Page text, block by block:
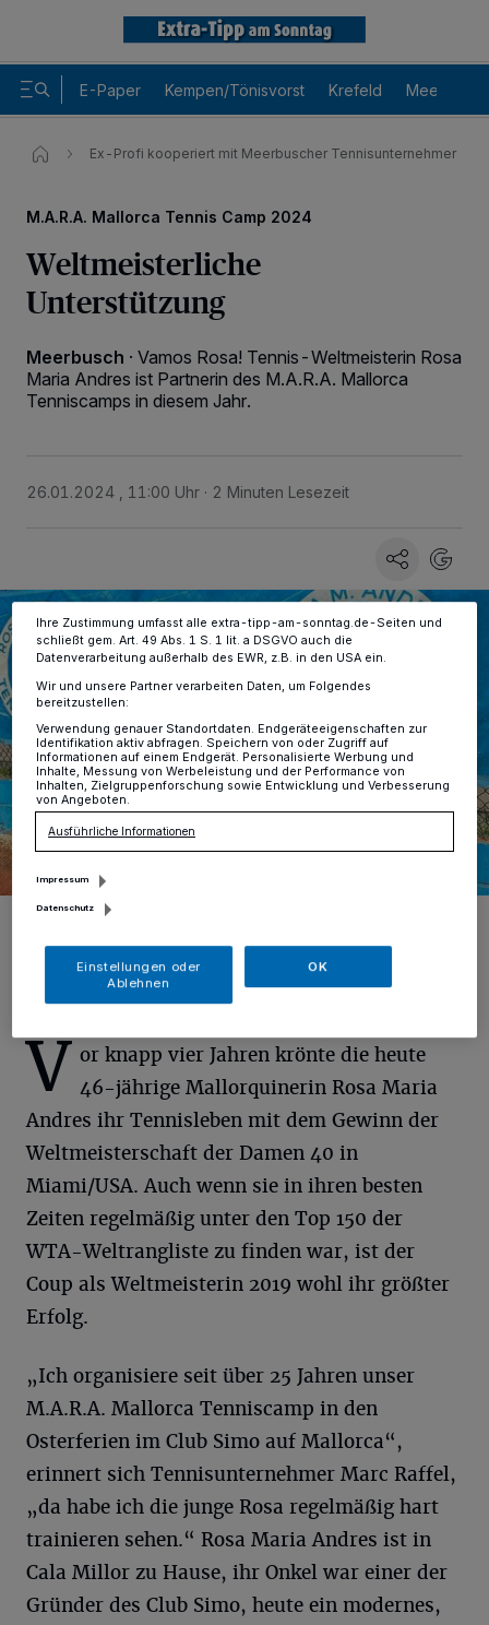
E-Paper Kempen/Tönisvorst Krefeld Meerbusch
Ex-Profi kooperiert mit Meerbuscher Tennisunternehmer
M.A.R.A. Mallorca Tennis Camp 2024
Weltmeisterliche
Unterstützung
Meerbusch · Vamos Rosa! Tennis-Weltmeisterin Rosa
Maria Andres ist Partnerin des M.A.R.A. Mallorca
Tenniscamps in diesem Jahr.
26.01.2024 , 11:00 Uhr 2 Minuten Lesezeit
Rosa Maria Andres und Marc Raffel freuen sich auf die
V or knapp vier Jahren krönte die heute
46-jährige Mallorquinerin Rosa Maria
Andres ihr Tennisleben mit dem Gewinn der
Weltmeisterschaft der Damen 40 in
Miami/USA. Auch wenn sie in ihren besten
Zeiten regelmäßig unter den Top 150 der
WTA-Weltrangliste zu finden war, ist der
Coup als Weltmeisterin 2019 wohl ihr größter
Erfolg.
„Ich organisiere seit über 25 Jahren unser
M.A.R.A. Mallorca Tenniscamp in den
Osterferien im Club Simo auf Mallorca“,
erinnert sich Tennisunternehmer Marc Raffel,
„da habe ich die junge Rosa regelmäßig hart
trainieren sehen.“ Rosa Maria Andres ist in
Cala Millor zu Hause, ihr Onkel war einer der
Gründer des Club Simo, heute ein modernes,
Wir und unsere 218 -Partner speichern und greifen auf
Zwecke. Wenn Tracker deaktiviert sind, sind manche Inhalte und
Einstellungen oder Ablehnen am unteren Rand der Webseite klicken.
Informationen finden Sie in unserer Datenschutzerklärung.
Ihre Zustimmung umfasst alle extra-tipp-am-sonntag.de-Seiten und
schließt gem. Art. 49 Abs. 1 S. 1 lit. a DSGVO auch die
Datenverarbeitung außerhalb des EWR, z.B. in den USA ein.
Wir und unsere Partner verarbeiten Daten, um Folgendes
bereitzustellen:
Verwendung genauer Standortdaten. Endgeräteeigenschaften zur
Identifikation aktiv abfragen. Speichern von oder Zugriff auf
Informationen auf einem Endgerät. Personalisierte Werbung und
Inhalte, Messung von Werbeleistung und der Performance von
Inhalten, Zielgruppenforschung sowie Entwicklung und Verbesserung
von Angeboten.
Ausführliche Informationen
Impressum
Datenschutz
Einstellungen oder
Ablehnen
OK